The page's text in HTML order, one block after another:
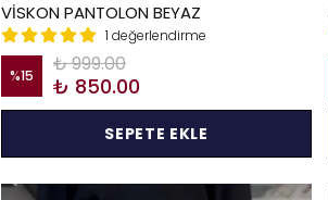
VİSKON PANTOLON BEYAZ
1 değerlendirme
%15 ₺ 999.00
₺ 850.00
SEPETE EKLE